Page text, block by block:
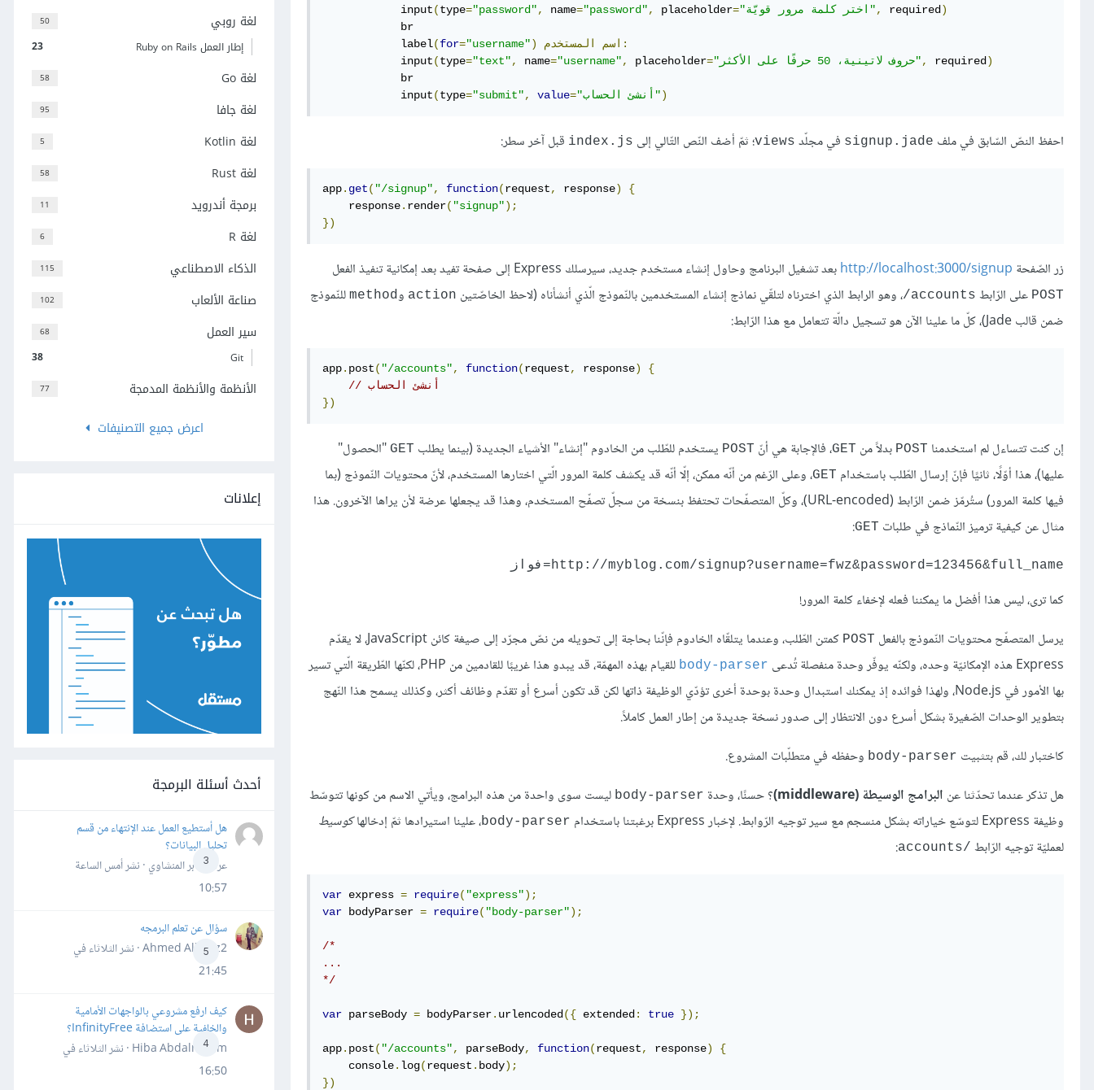
            input
(type="password", name="password", placeholder= "اختر كلمة مرور قويّة", required )
            br
            label
(for="username") اسم
المستخدم:
            input
(type="text", name="username", placeholder= "حروف لاتينية، 50 حرفًا على الأكثر", required )
            br
            input
(type="submit", value= "أنشئ الحساب")
احفظ النصّ السّابق في ملف signup.jade في مجلّد views؛ ثمّ أضف النّص التّالي إلى index.js قبل آخر سطر:
app. get( "/signup", function(request, response)
{
    response
. render( "signup");
})
زر الصّفحة http://localhost:3000/signupبعد تشغيل البرنامج وحاول إنشاء مستخدم جديد، سيرسلك Express إلى صفحة تفيد بعد إمكانية تنفيذ الفعل
POST على الرّابط ‎/accounts، وهو الرابط الذي اخترناه لتلقّي نماذج إنشاء المستخدمين بالنّموذج الّذي أنشأناه (لاحظ الخاصّتين action وmethod للنّموذج
ضمن قالب Jade)، كلّ ما علينا الآن هو تسجيل دالّة تتعامل مع هذا الرّابط:
app. post( "/accounts", function(request, response)
{
// أنشئ الحساب
})
إن كنت تتساءل لم استخدمنا POST بدلاً من GET، فالإجابة هي أنّ POST يستخدم للطّلب من الخادوم "إنشاء" الأشياء الجديدة (بينما يطلب GET "الحصول"
عليها)، هذا أوّلًا، ثانيًا فإنّ إرسال الطّلب باستخدام GET، وعلى الرّغم من أنّه ممكن، إلّا أنّه قد يكشف كلمة المرور الّتي اختارها المستخدم، لأنّ محتويات النّموذج (بما
فيها كلمة المرور) ستُرمّز ضمن الرّابط (URL-encoded)، وكلّ المتصفّحات تحتفظ بنسخة من سجلّ تصفّح المستخدم، وهذا قد يجعلها عرضة لأن يراها الآخرون. هذا
مثال عن كيفية ترميز النّماذج في طلبات GET
:
http://myblog.com/signup?username=fwz&password=123456&full_name=فواز
كما ترى، ليس هذا أفضل ما يمكننا فعله لإخفاء كلمة المرور!
يرسل المتصفّح محتويات النّموذج بالفعل POST
كمتن الطّلب، وعندما يتلقّاه الخادوم فإنّنا بحاجة إلى تحويله من نصّ مجرّد إلى صيغة كائن JavaScript، لا يقدّم
Express هذه الإمكانيّة وحده، ولكنّه يوفّر وحدة منفصلة تُدعى
body-parser‏
للقيام بهذه المهمّة، قد يبدو هذا غريبًا للقادمين من PHP، لكنّها الطّريقة الّتي تسير
بها الأمور في Node.js، ولهذا فوائده إذ يمكنك استبدال وحدة بوحدة أخرى تؤدّي الوظيفة ذاتها لكن قد تكون أسرع أو تقدّم وظائف أكثر، وكذلك يسمح هذا النّهج
بتطوير الوحدات الصّغيرة بشكل أسرع دون الانتظار إلى صدور نسخة جديدة من إطار العمل كاملاً.
كاختبار لك، قم بتثبيت body-parser وحفظه في متطلّبات المشروع.
هل تذكر عندما تحدّثنا عن البرامج الوسيطة (middleware) ؟ حسنًا، وحدة body-parser ليست سوى واحدة من هذه البرامج، ويأتي الاسم من كونها تتوسّط
وظيفة Express لتوسّع خياراته بشكل منسجم مع سير توجيه الرّوابط. لإخبار Express برغبتنا باستخدام
body-parser، علينا استيرادها ثمّ إدخالهاكوسيط
لعمليّة توجيه الرّابط /accounts
:
var express = require( "express");
var bodyParser = require( "body-parser");
/*
...
*/
var parseBody = bodyParser. urlencoded ({ extended : true });
app. post( "/accounts", parseBody, function(request, response)
{
    console
. log(request . body);
})
50 لغة روبي
23 إطار العمل Ruby on Rails
58 لغة Go
95 لغة جافا
5 لغة Kotlin
58 لغة Rust
11 برمجة أندرويد
6 لغة R
115 الذكاء الاصطناعي
102 صناعة الألعاب
68 سير العمل
38 Git
77
الأنظمة والأنظمة المدمجة
اعرض جميع التصنيفات
إعلانات
أحدث أسئلة البرمجة
3
هل أستطيع العمل عند الإنتهاء من قسم
تحليل البيانات؟
عرفه جابر المنشاوي · نشرأمس الساعة
10:57
5
سؤال عن تعلم البرمجه
Ahmed Alhafiz2 · نشر
الثلاثاء في
21:45
4
كيف ارفع مشروعي بالواجهات الأمامية
والخلفية على استضافة InfinityFree؟
Hiba Abdalrheem · نشر
الثلاثاء في
16:50